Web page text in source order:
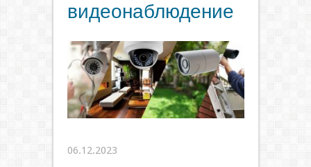
видеонаблюдение
06.12.2023